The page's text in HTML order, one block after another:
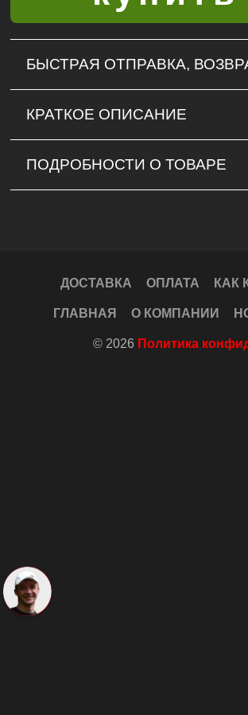
БЫСТРАЯ ОТПРАВКА,
КРАТКОЕ ОПИСАНИЕ
ПОДРОБНОСТИ О ТОВАРЕ
ДОСТАВКА ОПЛАТА КАК
ГЛАВНАЯ О КОМПАНИИ
© 2026 Политика